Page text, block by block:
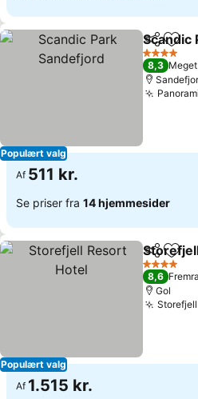
Populært valg
Del Føj
Scandic
4 Stjerner
8,3
Af 511 kr.
Se priser fra 14 hjemmesider
Populært valg
Del Føj
4 Stjerner
8,6
Gol
Af 1.515 kr.